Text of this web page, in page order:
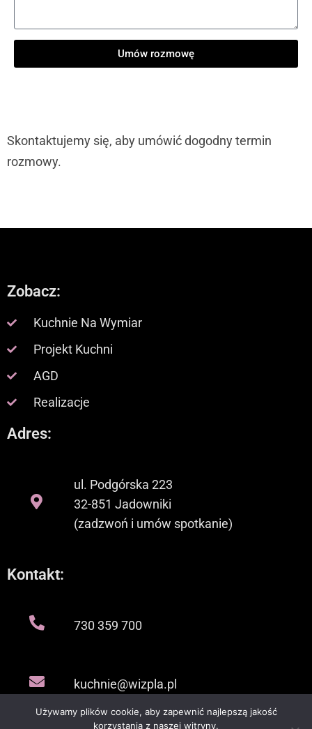
Umów rozmowę
Skontaktujemy się, aby umówić dogodny termin
rozmowy.
Zobacz:
Kuchnie Na Wymiar
Projekt Kuchni
AGD
Realizacje
Adres:
ul. Podgórska 223
32-851 Jadowniki
(zadzwoń i umów spotkanie)
Kontakt:
730 359 700
kuchnie@wizpla.pl
Używamy plików cookie, aby zapewnić najlepszą jakość
korzystania z naszej witryny.